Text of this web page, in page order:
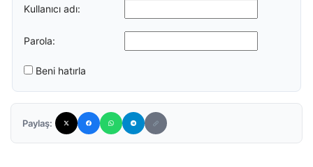
Kullanıcı adı:
Parola:
Beni hatırla
Paylaş: